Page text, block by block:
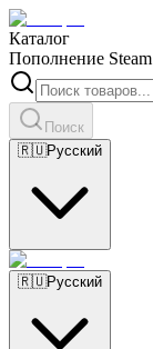
Каталог
Пополнение Steam
Поиск
🇷🇺Русский
🇷🇺Русский